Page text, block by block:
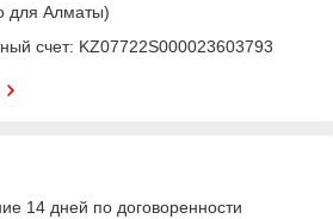
для Алматы)
счет: KZ07722S000023603793
14 дней по договоренности